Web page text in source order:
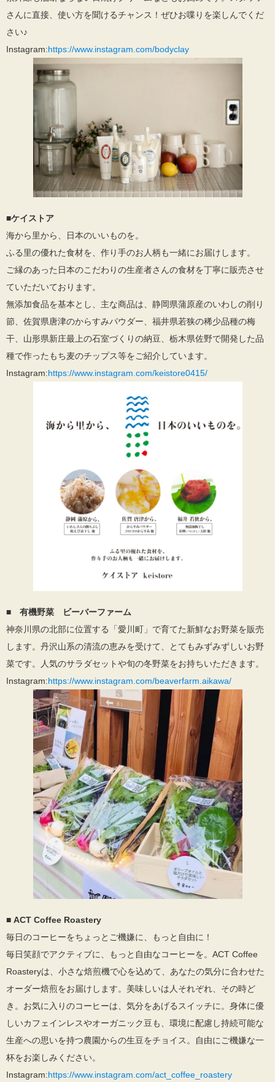
さんに直接、使い方を聞けるチャンス！ぜひお喋りを楽しんでくだ
さい♪
Instagram:https://www.instagram.com/bodyclay
■ケイストア
海から里から、日本のいいものを。
ふる里の優れた食材を、作り手のお人柄も一緒にお届けします。
ご縁のあった日本のこだわりの生産者さんの食材を丁寧に販売させ
ていただいております。
無添加食品を基本とし、主な商品は、静岡県蒲原産のいわしの削り
節、佐賀県唐津のからすみパウダー、福井県若狭の稀少品種の梅
干、山形県新庄最上の石室づくりの納豆、栃木県佐野で開発した品
種で作ったもち麦のチップス等をご紹介しています。
Instagram:https://www.instagram.com/keistore0415/
■ 有機野菜 ビーバーファーム
神奈川県の北部に位置する「愛川町」で育てた新鮮なお野菜を販売
します。丹沢山系の清流の恵みを受けて、とてもみずみずしいお野
菜です。人気のサラダセットや旬の冬野菜をお持ちいただきます。
Instagram:https://www.instagram.com/beaverfarm.aikawa/
■ ACT Coffee Roastery
毎日のコーヒーをちょっとご機嫌に、もっと自由に！
毎日笑顔でアクティブに、もっと自由なコーヒーを。ACT Coffee
Roasteryは、小さな焙煎機で心を込めて、あなたの気分に合わせた
オーダー焙煎をお届けします。美味しいは人それぞれ、その時ど
き。お気に入りのコーヒーは、気分をあげるスイッチに。身体に優
しいカフェインレスやオーガニック豆も、環境に配慮し持続可能な
生産への思いを持つ農園からの生豆をチョイス。自由にご機嫌な一
杯をお楽しみください。
Instagram:https://www.instagram.com/act_coffee_roastery